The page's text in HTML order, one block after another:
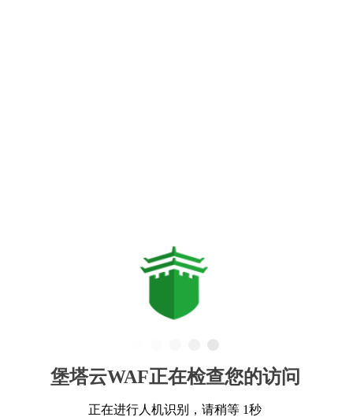
堡塔云WAF正在检查您的访问
正在进行人机识别，请稍等 1秒